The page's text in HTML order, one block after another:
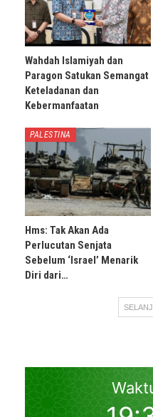
Wahdah Islamiyah dan
Paragon Satukan Semangat
Keteladanan dan
Kebermanfaatan
PALESTINA
Hms: Tak Akan Ada
Perlucutan Senjata
Sebelum ‘Israel’ Menarik
Diri dari…